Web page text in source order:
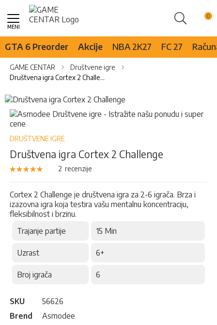
Pretraži
Skip
Content
GTA 6 Preorder Akcije NBA 2K27 FC 27
GAME CENTAR
Društvene igre
Društvena igra Cortex 2 Challenge
Skip
to
the
end
of
images
gallery
Skip
to
the
beginning
the
images
DRUŠTVENE IGRE
Društvena igra Cortex 2 Challenge
Rejting:
100
% of 100
2 recenzije
Cortex 2 Challenge je društvena igra za 2-6 igrača. Brza i
izazovna igra koja testira vašu mentalnu koncentraciju,
fleksibilnost i brzinu.
Trajanje partije
15 Min
Uzrast 6+
Broj igrača 6
SKU
56626
Brend
Asmodee